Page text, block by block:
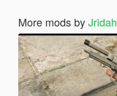
More mods byJridah